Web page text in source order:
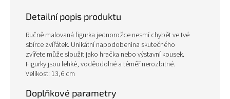
Detailní popis produktu
Ručně malovaná figurka jednorožce nesmí chybět ve tvé
sbírce zvířátek. Unikátní napodobenina skutečného
zvířete může sloužit jako hračka nebo výstavní kousek.
Figurky jsou lehké, voděodolné a téměř nerozbitné.
Velikost: 13,6 cm
Doplňkové parametry